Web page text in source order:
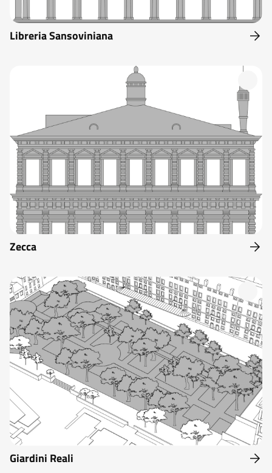
Libreria Sansoviniana
Zecca
Giardini Reali